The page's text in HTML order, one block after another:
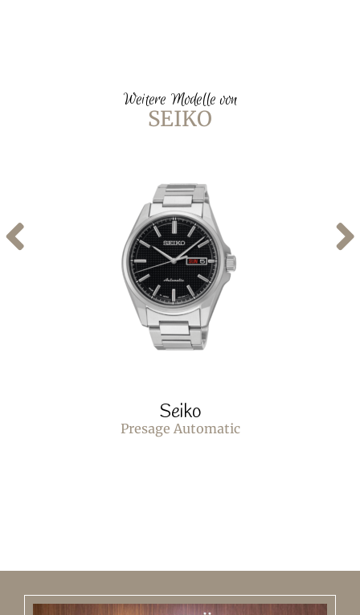
Weitere Modelle von
SEIKO
Seiko
Presage Automatic